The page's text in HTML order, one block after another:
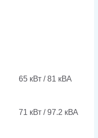
65 кВт / 81 кВА
71 кВт / 97.2 кВА